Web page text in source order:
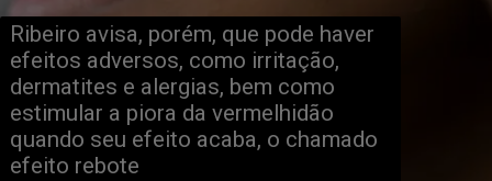
Ribeiro avisa, porém, que pode haver
efeitos adversos, como irritação,
dermatites e alergias, bem como
estimular a piora da vermelhidão
quando seu efeito acaba, o chamado
efeito rebote